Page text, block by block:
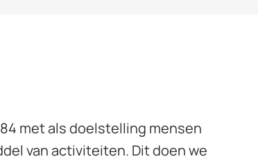
met als doelstelling mensen
van activiteiten. Dit doen we